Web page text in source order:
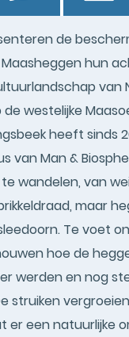
de
hun
van
westelijke
heeft sinds
van Man &
wandelen, van
maar
Te voet
hoe de
werden en nog
struiken
er een natuurlijke